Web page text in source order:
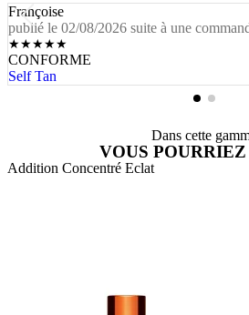
Françoise
publié le 02/08/2026 suite à une
★★★★★
CONFORME
Self Tan
Dans cette
VOUS
Addition Concentré Eclat